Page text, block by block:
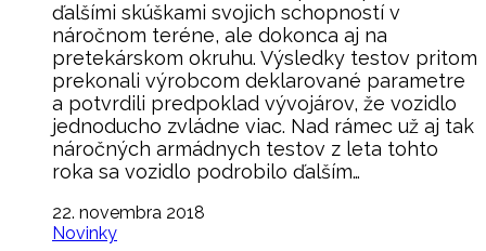
ďalšími skúškami svojich schopností v
náročnom teréne, ale dokonca aj na
pretekárskom okruhu. Výsledky testov pritom
prekonali výrobcom deklarované parametre
a potvrdili predpoklad vývojárov, že vozidlo
jednoducho zvládne viac. Nad rámec už aj tak
náročných armádnych testov z leta tohto
roka sa vozidlo podrobilo ďalším…
22. novembra 2018
Novinky